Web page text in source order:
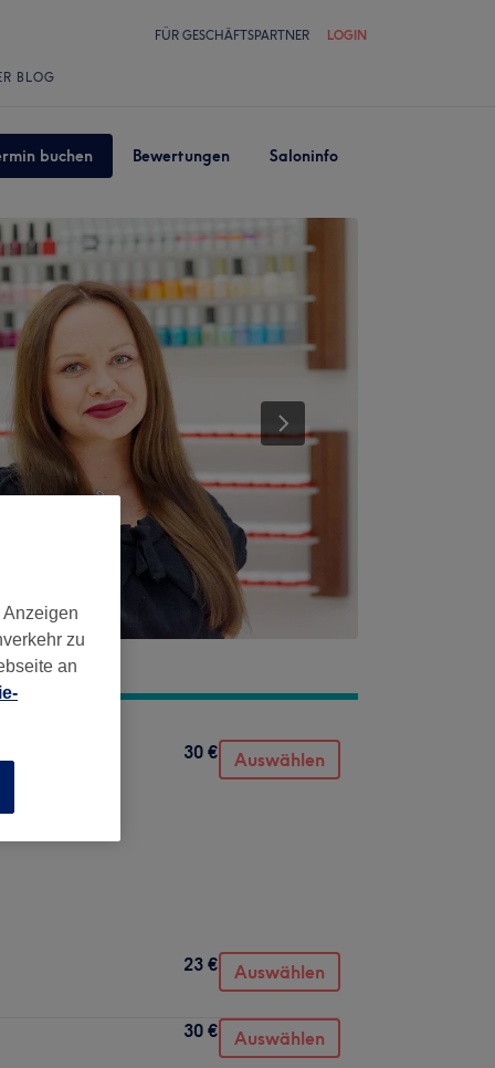
FÜR GESCHÄFTSPARTNER LOGIN
BLOG
buchen Bewertungen Saloninfo
30 € Auswählen
23 € Auswählen
30 € Auswählen
zu
an